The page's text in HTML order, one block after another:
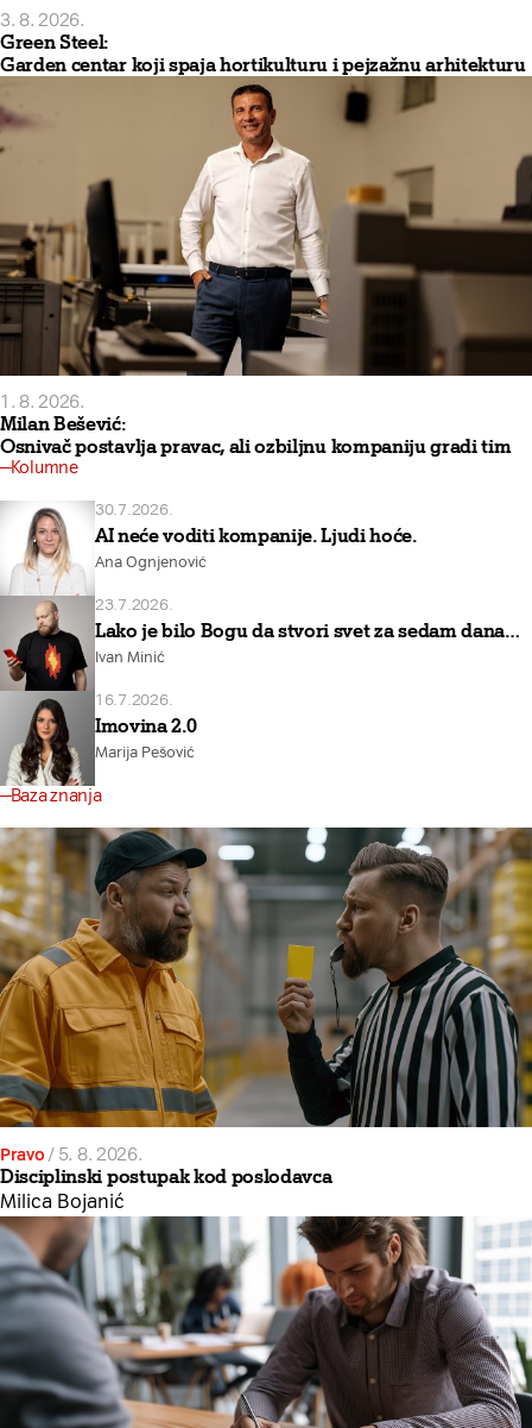
3. 8. 2026.
Green Steel:
Garden centar koji spaja hortikulturu i pejzažnu arhitekturu
1. 8. 2026.
Milan Bešević:
Osnivač postavlja pravac, ali ozbiljnu kompaniju gradi tim
Kolumne
30.7.2026.
AI neće voditi kompanije. Ljudi hoće.
Ana Ognjenović
23.7.2026.
Lako je bilo Bogu da stvori svet za sedam dana…
Ivan Minić
16.7.2026.
Imovina 2.0
Marija Pešović
Baza znanja
Pravo / 5. 8. 2026.
Disciplinski postupak kod poslodavca
Milica Bojanić